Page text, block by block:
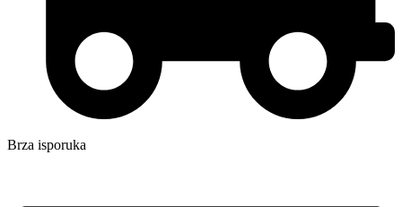
Brza isporuka